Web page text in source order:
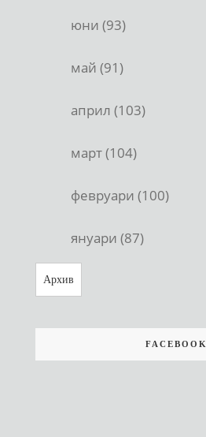
юни (93)
май (91)
април (103)
март (104)
февруари (100)
януари (87)
Архив
FACEBOOK